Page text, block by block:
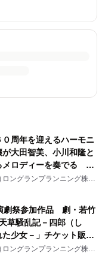
周年を迎えるハーモニ
大田智美、小川和隆と
メロディーを奏でる
ィック・トリオⅢ』チ
(月)～発売開始！
ロングランプランニング株式
劇祭参加作品 劇・若竹
草騒乱記－四郎（し
た少女－」チケット販売
ロングランプランニング株式